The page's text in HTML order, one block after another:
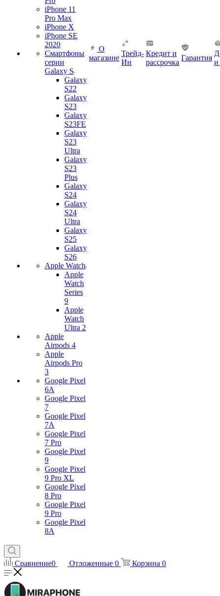
iPhone 11
Pro Max
iPhone X
iPhone SE
2020
Смартфоны
серии
Galaxy S
Galaxy
S22
Galaxy
S23
Galaxy
S23FE
Galaxy
S23
Ultra
Galaxy
S23
Plus
Galaxy
S24
Galaxy
S24
Ultra
Galaxy
S25
Galaxy
S26
Apple Watch
Apple
Watch
Series
9
Apple
Watch
Ultra 2
Apple
Airpods 4
Apple
Airpods Pro
3
Google Pixel
6A
Google Pixel
7
Google Pixel
7А
Google Pixel
7 Pro
Google Pixel
9
Google Pixel
9 Pro XL
Google Pixel
8 Pro
Google Pixel
9 Pro
Google Pixel
8A
О
магазине
Трейд-
Ин
Кредит и
рассрочка
Гарантия
и
Сравнение0 Отложенные 0 Корзина 0